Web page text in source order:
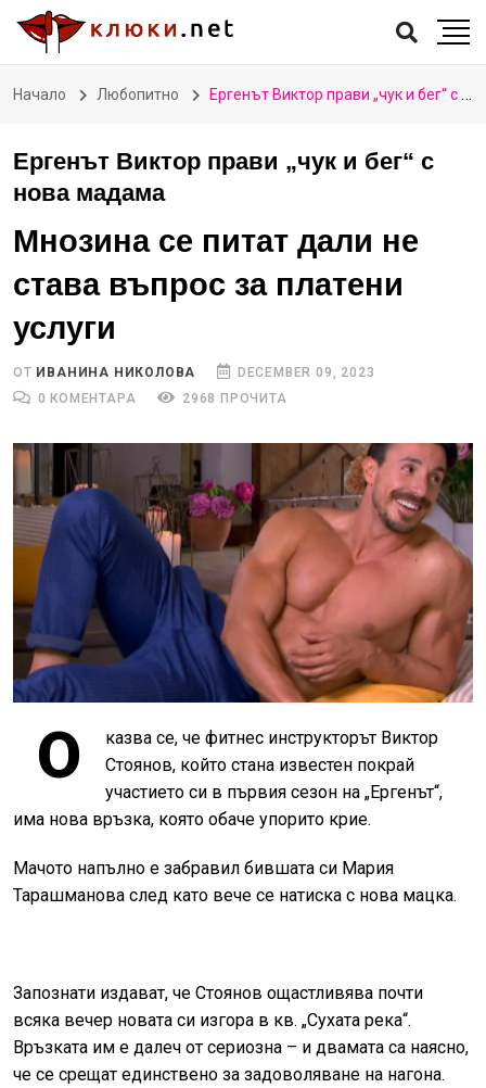
Начало Любопитно Ергенът Виктор прави „чук и бег“ с нова мадама
Ергенът Виктор прави „чук и бег“ с
нова мадама
Мнозина се питат дали не
става въпрос за платени
услуги
ОТ ИВАНИНА НИКОЛОВА
DECEMBER 09, 2023
0 КОМЕНТАРА
2968 ПРОЧИТА
О
казва се, че фитнес инструкторът Виктор
Стоянов, който стана известен покрай
участието си в първия сезон на „Ергенът“,
има нова връзка, която обаче упорито крие.
Мачото напълно е забравил бившата си Мария
Тарашманова след като вече се натиска с нова мацка.
Запознати издават, че Стоянов ощастливява почти
всяка вечер новата си изгора в кв. „Сухата река“.
Връзката им е далеч от сериозна – и двамата са наясно,
че се срещат единствено за задоволяване на нагона.